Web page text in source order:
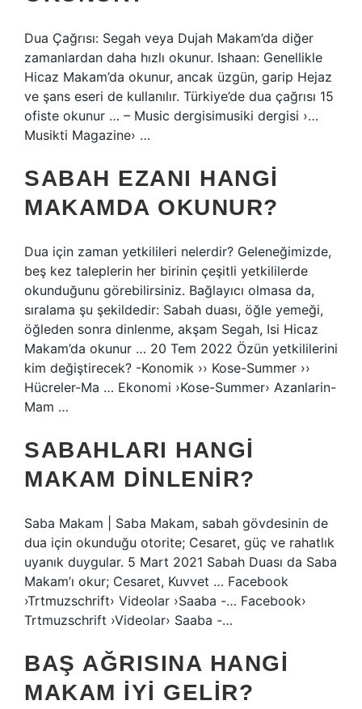
Dua Çağrısı: Segah veya Dujah Makam’da diğer
zamanlardan daha hızlı okunur. Ishaan: Genellikle
Hicaz Makam’da okunur, ancak üzgün, garip Hejaz
ve şans eseri de kullanılır. Türkiye’de dua çağrısı 15
ofiste okunur … – Music dergisimusiki dergisi ›…
Musikti Magazine› …
SABAH EZANI HANGI
MAKAMDA OKUNUR?
Dua için zaman yetkilileri nelerdir? Geleneğimizde,
beş kez taleplerin her birinin çeşitli yetkililerde
okunduğunu görebilirsiniz. Bağlayıcı olmasa da,
sıralama şu şekildedir: Sabah duası, öğle yemeği,
öğleden sonra dinlenme, akşam Segah, Isi Hicaz
Makam’da okunur … 20 Tem 2022 Özün yetkililerini
kim değiştirecek? -Konomik ›› Kose-Summer ››
Hücreler-Ma … Ekonomi ›Kose-Summer› Azanlarin-
Mam …
SABAHLARI HANGI
MAKAM DINLENIR?
Saba Makam | Saba Makam, sabah gövdesinin de
dua için okunduğu otorite; Cesaret, güç ve rahatlık
uyanık duygular. 5 Mart 2021 Sabah Duası da Saba
Makam’ı okur; Cesaret, Kuvvet … Facebook
›Trtmuzschrift› Videolar ›Saaba -… Facebook›
Trtmuzschrift ›Videolar› Saaba -…
BAŞ AĞRISINA HANGI
MAKAM IYI GELIR?